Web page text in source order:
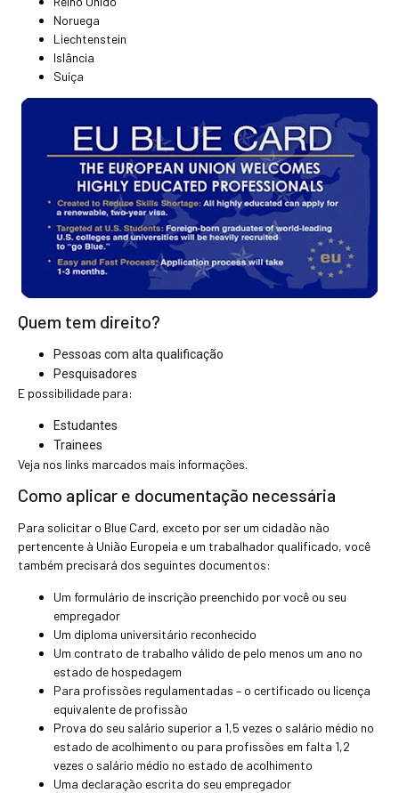
Noruega
Liechtenstein
Islância
Suíça
Quem tem direito?
Pessoas com alta qualificação
Pesquisadores
E possibilidade para:
Estudantes
Trainees
Veja nos links marcados mais informações.
Como aplicar e documentação necessária
Para solicitar o Blue Card, exceto por ser um cidadão não
pertencente à União Europeia e um trabalhador qualificado, você
também precisará dos seguintes documentos:
Um formulário de inscrição preenchido por você ou seu
empregador
Um diploma universitário reconhecido
Um contrato de trabalho válido de pelo menos um ano no
estado de hospedagem
Para profissões regulamentadas – o certificado ou licença
equivalente de profissão
Prova do seu salário superior a 1,5 vezes o salário médio no
estado de acolhimento ou para profissões em falta 1,2
vezes o salário médio no estado de acolhimento
Uma declaração escrita do seu empregador